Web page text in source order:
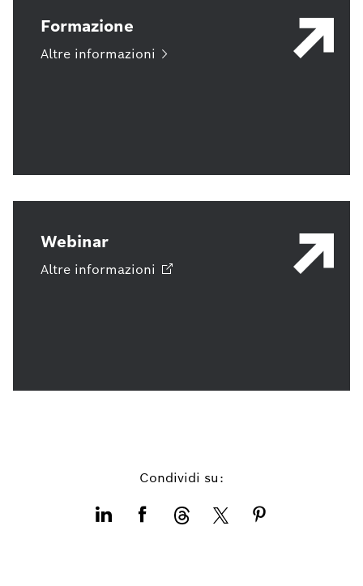
Formazione
Altre informazioni
Webinar
Altre informazioni
Condividi su: